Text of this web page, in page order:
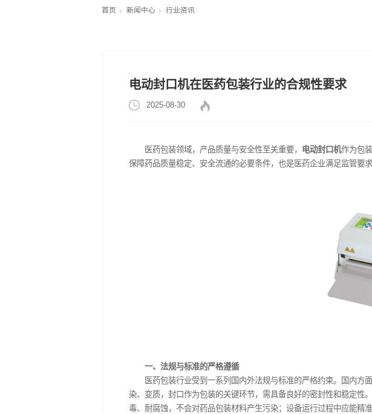
2025-08-30
医药包装领域，产品质量与安全性至关重要，电
保障药品质量稳定、安全流通的必要条件，也是医